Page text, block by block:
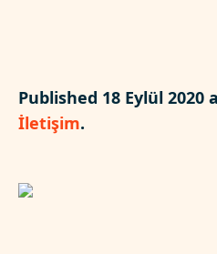
Published 18 Eylül 2020
İletişim.